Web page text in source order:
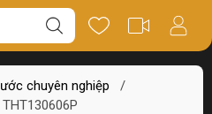
chuyên nghiệp
/
Review